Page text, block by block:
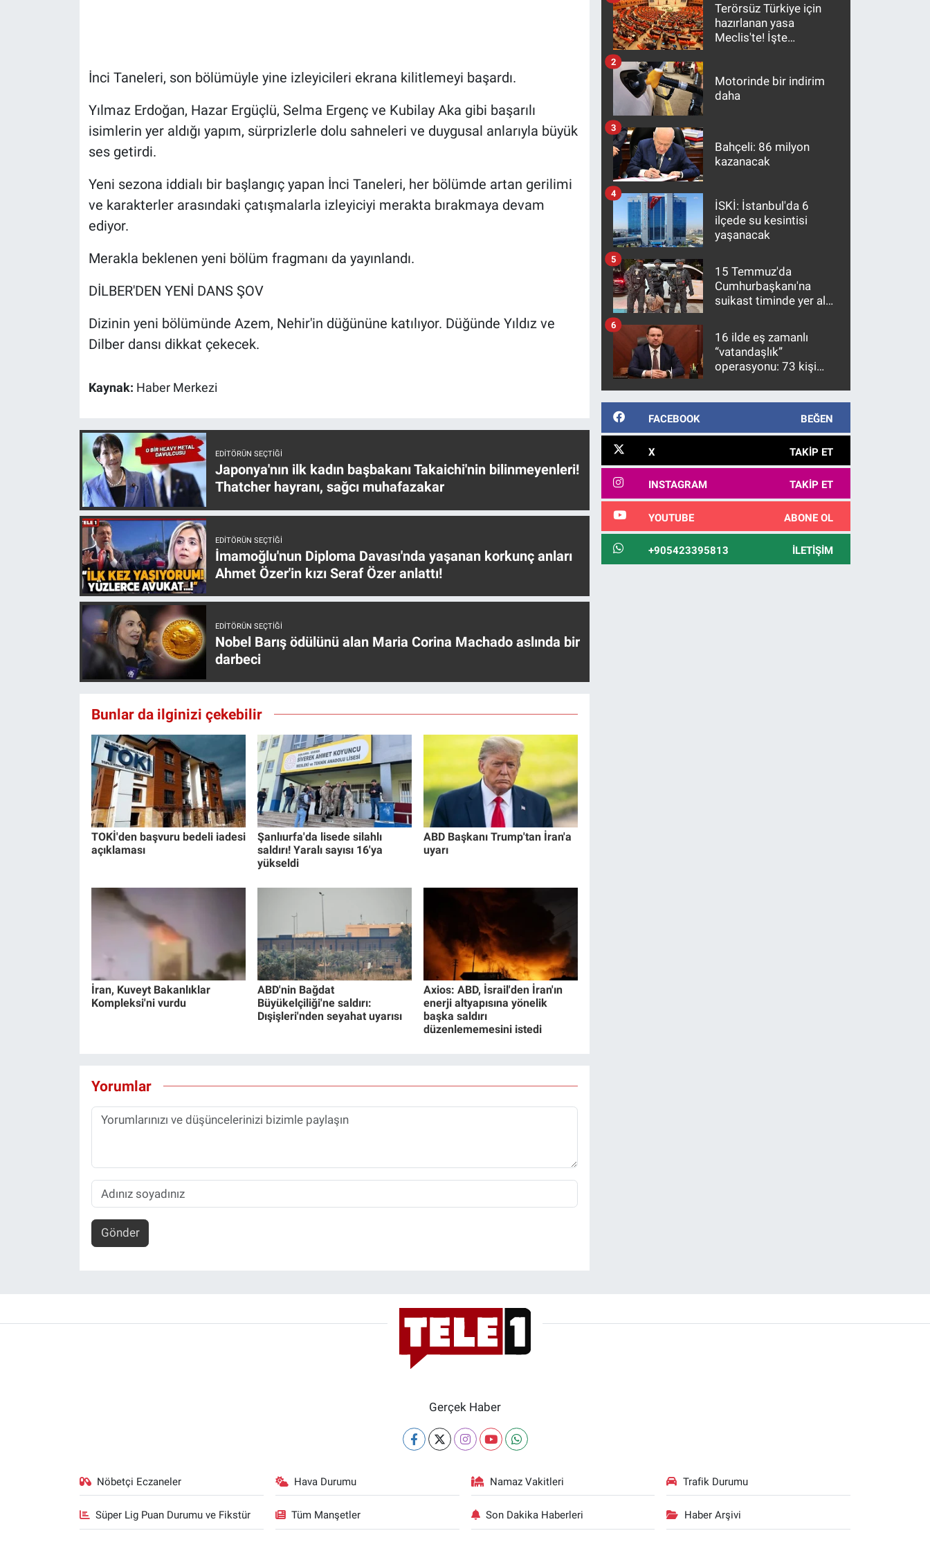
İnci Taneleri, son bölümüyle yine izleyicileri ekrana kilitlemeyi başardı.
Yılmaz Erdoğan, Hazar Ergüçlü, Selma Ergenç ve Kubilay Aka gibi başarılı
isimlerin yer aldığı yapım, sürprizlerle dolu sahneleri ve duygusal anlarıyla büyük
ses getirdi.
Yeni sezona iddialı bir başlangıç yapan İnci Taneleri, her bölümde artan gerilimi
ve karakterler arasındaki çatışmalarla izleyiciyi merakta bırakmaya devam
ediyor.
Merakla beklenen yeni bölüm fragmanı da yayınlandı.
DİLBER'DEN YENİ DANS ŞOV
Dizinin yeni bölümünde Azem, Nehir'in düğününe katılıyor. Düğünde Yıldız ve
Dilber dansı dikkat çekecek.
Kaynak: Haber Merkezi
EDITÖRÜN SEÇTIĞI
Japonya'nın ilk kadın başbakanı Takaichi'nin bilinmeyenleri!
Thatcher hayranı, sağcı muhafazakar
EDITÖRÜN SEÇTIĞI
İmamoğlu'nun Diploma Davası'nda yaşanan korkunç anları
Ahmet Özer'in kızı Seraf Özer anlattı!
EDITÖRÜN SEÇTIĞI
Nobel Barış ödülünü alan Maria Corina Machado aslında bir
darbeci
Bunlar da ilginizi çekebilir
TOKİ'den başvuru bedeli iadesi
açıklaması
Şanlıurfa'da lisede silahlı
saldırı! Yaralı sayısı 16'ya
yükseldi
ABD Başkanı Trump'tan İran'a
uyarı
İran, Kuveyt Bakanlıklar
Kompleksi'ni vurdu
ABD'nin Bağdat
Büyükelçiliği'ne saldırı:
Dışişleri'nden seyahat uyarısı
Axios: ABD, İsrail'den İran'ın
enerji altyapısına yönelik
başka saldırı
düzenlememesini istedi
Yorumlar
Gönder
Terörsüz Türkiye için
hazırlanan yasa
Meclis'te! İşte
Motorinde bir indirim
daha
2
Bahçeli: 86 milyon
kazanacak
3
İSKİ: İstanbul'da 6
ilçede su kesintisi
yaşanacak
4
15 Temmuz'da
Cumhurbaşkanı'na
suikast timinde yer alan
10 yıl sonra yakalandı
5
16 ilde eş zamanlı
“vatandaşlık”
operasyonu: 73 kişi
6
FACEBOOK BEĞEN
X TAKIP ET
INSTAGRAM TAKIP ET
YOUTUBE ABONE OL
+905423395813 İLETIŞIM
Gerçek Haber
Nöbetçi Eczaneler Hava Durumu Namaz Vakitleri Trafik Durumu
Süper Lig Puan Durumu ve Fikstür Tüm Manşetler Son Dakika Haberleri Haber Arşivi
Günün görüntüsü
Koronavirüs
Programlar
Teknoloji
Türkiye'nin Geleceği
Türkiye'nin Gündemi
Yerel Gündem
Yerel Yaşam
Canlı Yayın